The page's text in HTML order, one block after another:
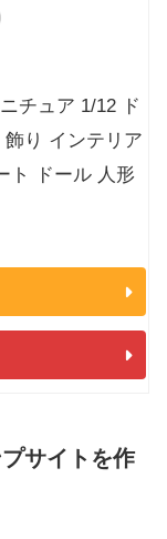
チュア 1/12 ド
り インテリア
ト ドール 人形
サイトを作